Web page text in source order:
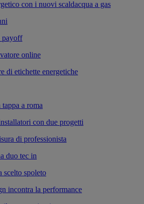
con i nuovi scaldacqua a gas
payoff
online
di etichette energetiche
a roma
con due progetti
di professionista
duo tec in
scelto spoleto
incontra la performance